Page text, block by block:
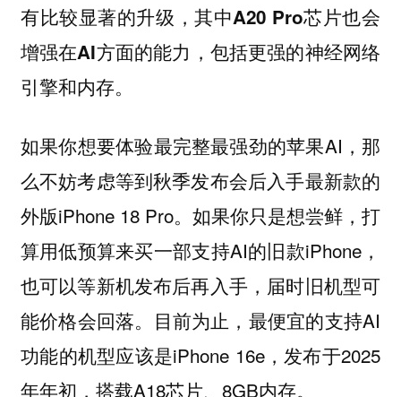
有比较显著的升级，其中A20 Pro芯片也会
增强在AI方面的能力，包括更强的神经网络
引擎和内存。
如果你想要体验最完整最强劲的苹果AI，那
么不妨考虑等到秋季发布会后入手最新款的
外版iPhone 18 Pro。如果你只是想尝鲜，打
算用低预算来买一部支持AI的旧款iPhone，
也可以等新机发布后再入手，届时旧机型可
能价格会回落。目前为止，最便宜的支持AI
功能的机型应该是iPhone 16e，发布于2025
年年初，搭载A18芯片、8GB内存。